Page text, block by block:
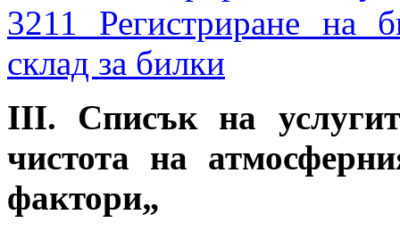
3211 Регистриране на
склад за билки
III. Списък на
чистота на
фактори„